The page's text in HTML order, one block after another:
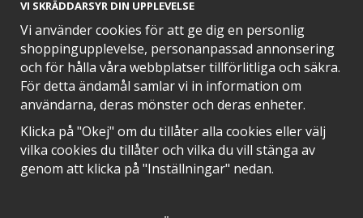
SNABB LEVERANS MED
EN DEL AV
VI SKRÄDDARSYR DIN UPPLEVELSE
Vi använder cookies för att ge dig en personlig
shoppingupplevelse, personanpassad annonsering
och för hålla våra webbplatser tillförlitliga och säkra.
För detta ändamål samlar vi in information om
användarna, deras mönster och deras enheter.
Klicka på "Okej" om du tillåter alla cookies eller välj
vilka cookies du tillåter och vilka du vill stänga av
genom att klicka på "Inställningar" nedan.